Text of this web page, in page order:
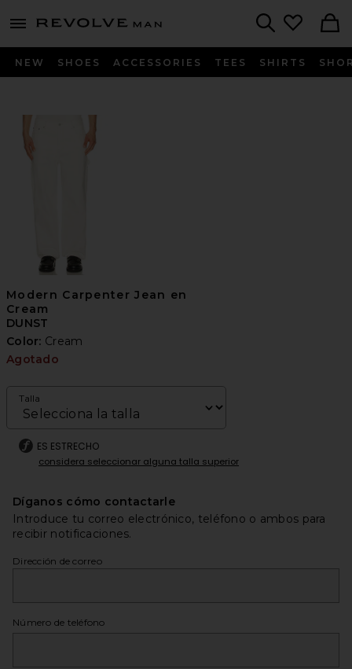
menu - shows more content
Revolve
NEW SHOES ACCESSORIES TEES SHIRTS
Modern Carpenter Jean en
Cream
DUNST
Color: Cream
Agotado
Talla
ES ESTRECHO
considera seleccionar alguna talla superior
Díganos cómo contactarle
Introduce tu correo electrónico, teléfono o ambos para
recibir notificaciones.
Dirección de correo
Número de teléfono